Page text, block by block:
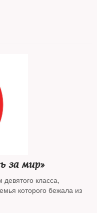
за мир»
класса,
которого бежала из